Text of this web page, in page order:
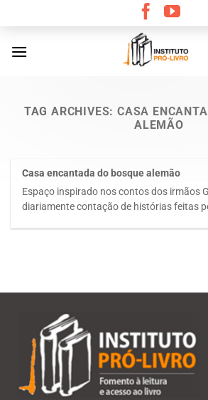
content
TAG ARCHIVES: CASA
ALEMÃO
Casa encantada do bosque alemão
Espaço inspirado nos contos dos irmãos
diariamente contação de histórias feitas